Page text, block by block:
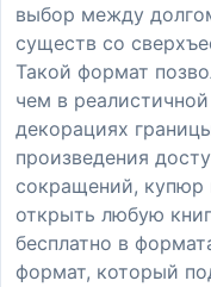
выбор между
существ со
Такой формат
чем в
декорациях
произведения
сокращений,
открыть любую
бесплатно в
формат, который